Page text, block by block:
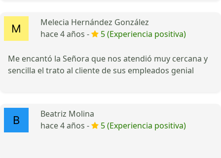
Melecia Hernández González
hace 4 años -
5 (Experiencia positiva)
Me encantó la Señora que nos atendió muy cercana y
sencilla el trato al cliente de sus empleados genial
Beatriz Molina
hace 4 años -
5 (Experiencia positiva)